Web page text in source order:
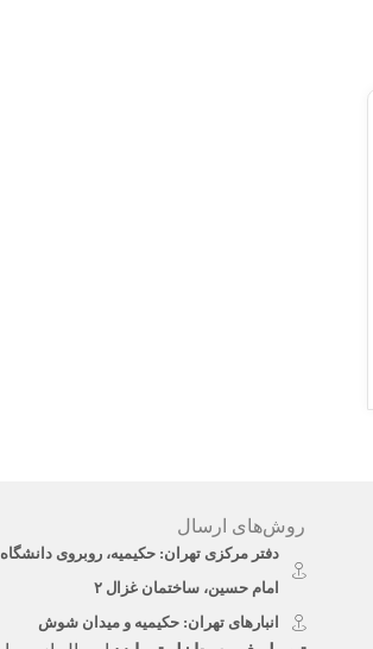
روش‌های ارسال
دفتر مرکزی تهران: حکیمیه، روبروی دانشگاه
امام حسین، ساختمان غزال ۲
انبارهای تهران: حکیمیه و میدان شوش